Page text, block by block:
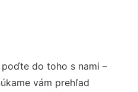
poďte do toho s nami –
vám prehľad